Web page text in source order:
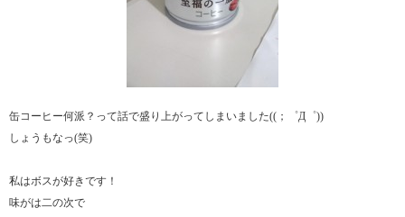
缶コーヒー何派？って話で盛り上がってしまいました((；゜Д゜))
しょうもなっ(笑)
私はボスが好きです！
味がは二の次で